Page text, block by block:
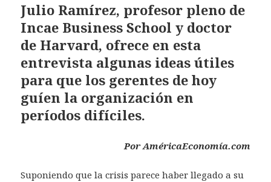
Julio Ramírez, profesor pleno de
Incae Business School y doctor
de Harvard, ofrece en esta
entrevista algunas ideas útiles
para que los gerentes de hoy
guíen la organización en
períodos difíciles.
Por AméricaEconomía.com
Suponiendo que la crisis parece haber llegado a su